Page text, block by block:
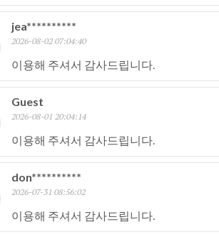
jea**********
2026-08-02 07:04:40
이용해 주셔서 감사드립니다.
Guest
2026-08-01 20:04:14
이용해 주셔서 감사드립니다.
don**********
2026-07-31 08:56:02
이용해 주셔서 감사드립니다.